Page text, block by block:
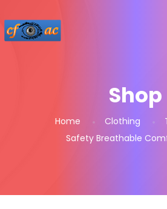
Shop
Home Clothing
Safety Breathable